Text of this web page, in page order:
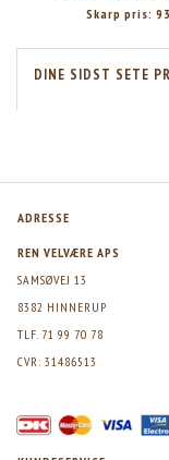
Skarp pris:
DINE SIDST SETE
ADRESSE
REN VELVÆRE APS
SAMSØVEJ 13
8382 HINNERUP
TLF. 71 99 70 78
CVR: 31486513